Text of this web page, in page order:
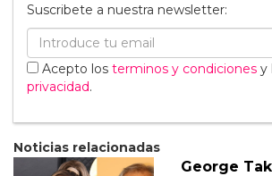
Suscribete a nuestra newsletter:
Acepto los terminos y condiciones y
privacidad.
Noticias relacionadas
George